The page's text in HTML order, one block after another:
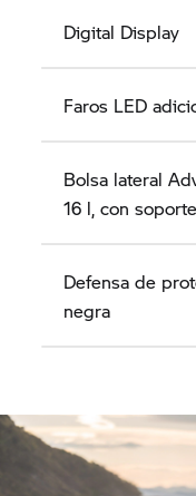
Digital Display
Faros LED
Bolsa lateral
16 l, con soporte
Defensa de
negra